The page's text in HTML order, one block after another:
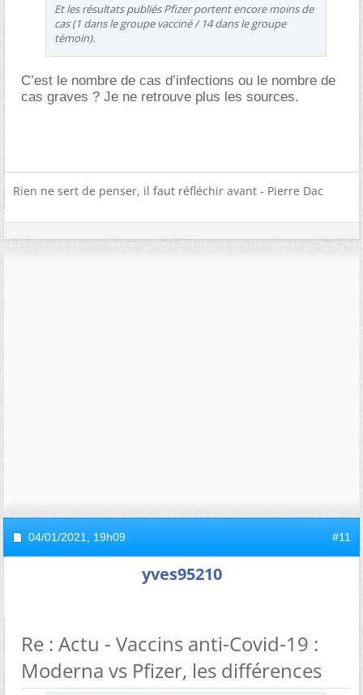
Et les résultats publiés Pfizer portent encore moins de
cas (1 dans le groupe vacciné / 14 dans le groupe
témoin).
C’est le nombre de cas d’infections ou le nombre de
cas graves ? Je ne retrouve plus les sources.
Rien ne sert de penser, il faut réfléchir avant - Pierre Dac
04/01/2021, 19h09 #11
yves95210
Re : Actu - Vaccins anti-Covid-19 :
Moderna vs Pfizer, les différences